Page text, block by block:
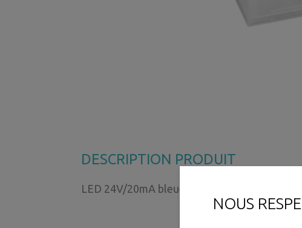
DESCRIPTION PRODUIT
LED 24V/20mA bleue/blanche pour M800
NOUS